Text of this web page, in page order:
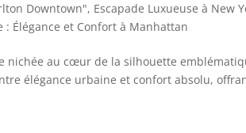
Downtown", Escapade Luxueuse à New
: Élégance et Confort à Manhattan
nichée au cœur de la silhouette
élégance urbaine et confort absolu,